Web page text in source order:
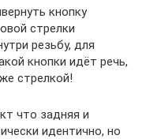
кнопку
стрелки
резьбу, для
кнопки идёт речь,
стрелкой!
что задняя и
идентично, но